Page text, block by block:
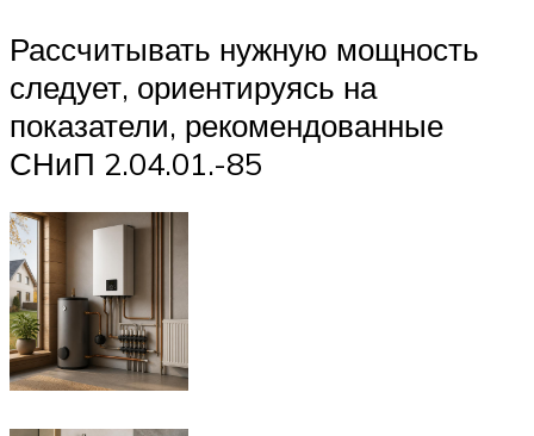
Рассчитывать нужную мощность
следует, ориентируясь на
показатели, рекомендованные
СНиП 2.04.01.-85